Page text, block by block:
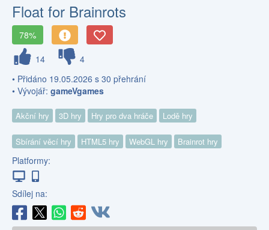
Float for Brainrots
78%
14
4
• Přidáno 19.05.2026 s 30 přehrání
• Vývojář: gameVgames
Akční hry 3D hry Hry pro dva hráče Lodě hry
Sbírání věcí hry HTML5 hry WebGL hry Brainrot hry
Platformy:
Sdílej na: